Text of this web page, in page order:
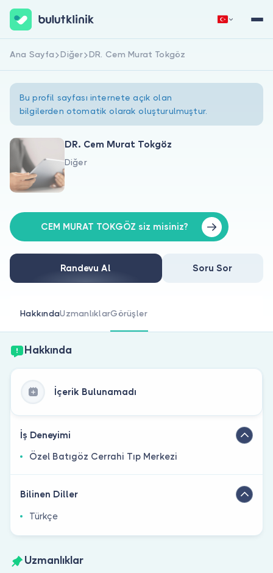
Hakkımızda
Doktorlar için
Doktor musunuz?
Hemen Kaydol Giriş Yap
Ana Sayfa Diğer DR. Cem Murat Tokgöz
Bu profil sayfası internete açık olan
bilgilerden otomatik olarak oluşturulmuştur.
DR. Cem Murat Tokgöz
Diğer
CEM MURAT TOKGÖZ siz misiniz?
Randevu Al Soru Sor
HakkındaUzmanlıklarGörüşler
Hakkında
İçerik Bulunamadı
İş Deneyimi
Özel Batıgöz Cerrahi Tıp Merkezi
Bilinen Diller
Türkçe
Uzmanlıklar